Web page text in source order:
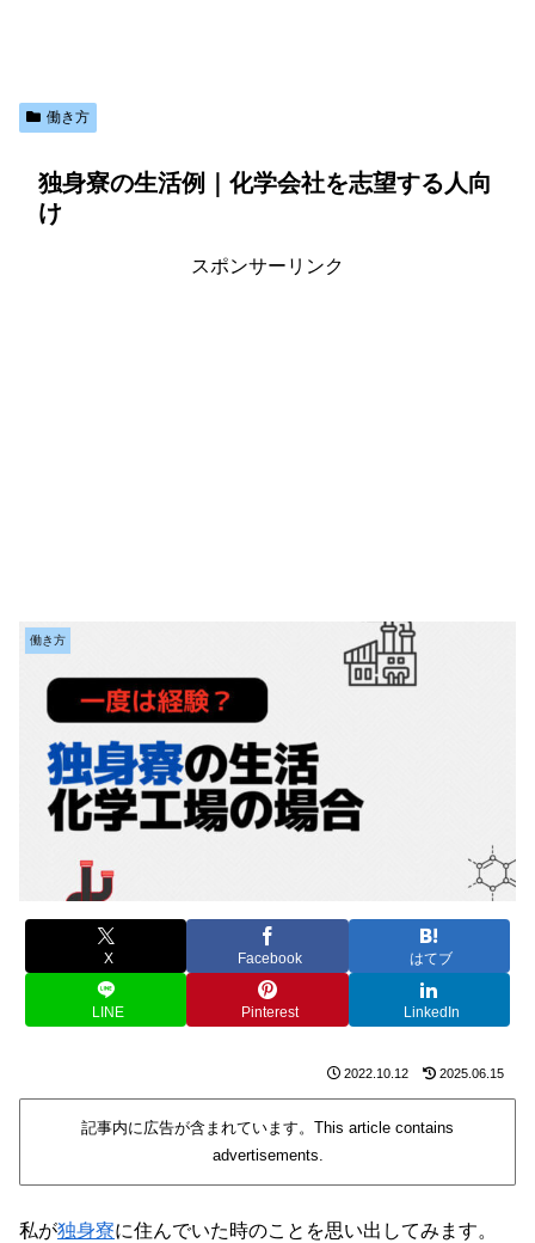
働き方
独身寮の生活例｜化学会社を志望する人向
け
スポンサーリンク
働き方
X Facebook はてブ
LINE Pinterest LinkedIn
2022.10.12 2025.06.15
記事内に広告が含まれています。This article contains
advertisements.
私が独身寮に住んでいた時のことを思い出してみます。